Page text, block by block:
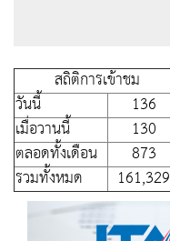
สถิติการเข้าชม
วันนี้
136
เมื่อวานนี้
130
ตลอดทั้งเดือน
873
รวมทั้งหมด
161,329